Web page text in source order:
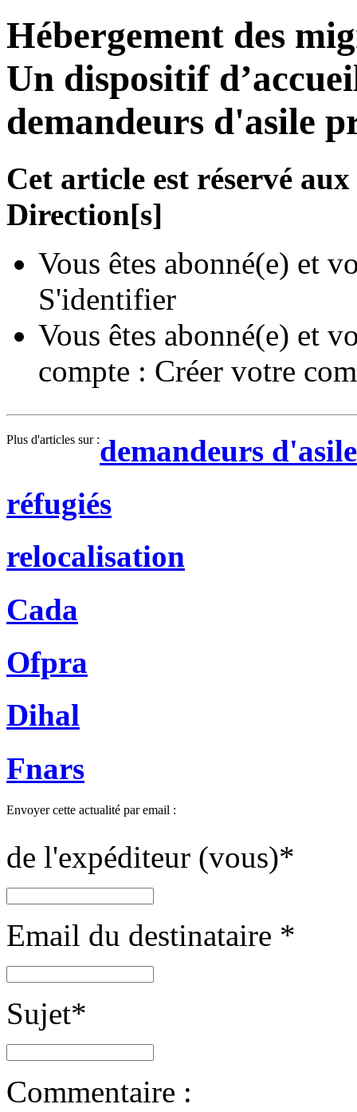
Hébergement des
Un dispositif
demandeurs d'asile
Cet article est réservé
Direction[s]
Vous êtes abonné(e) et
S'identifier
Vous êtes abonné(e) et
compte : Créer votre
Plus d'articles sur :demandeurs d'asile
réfugiés
relocalisation
Cada
Ofpra
Dihal
Fnars
Envoyer cette actualité par email :
de l'expéditeur (vous)*
Email du destinataire *
Sujet*
Commentaire :